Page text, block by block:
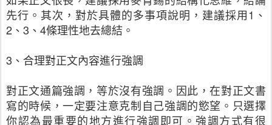
先行。其次，對於具體的多事項說明，建議採用1、
2、3、4條理性地去總結。
3、合理對正文內容進行強調
對正文通篇強調，等於沒有強調。因此，在對正文書
寫的時候，一定要注意克制自己強調的慾望。只選擇
你認為最重要的地方進行強調即可。強調方式有很